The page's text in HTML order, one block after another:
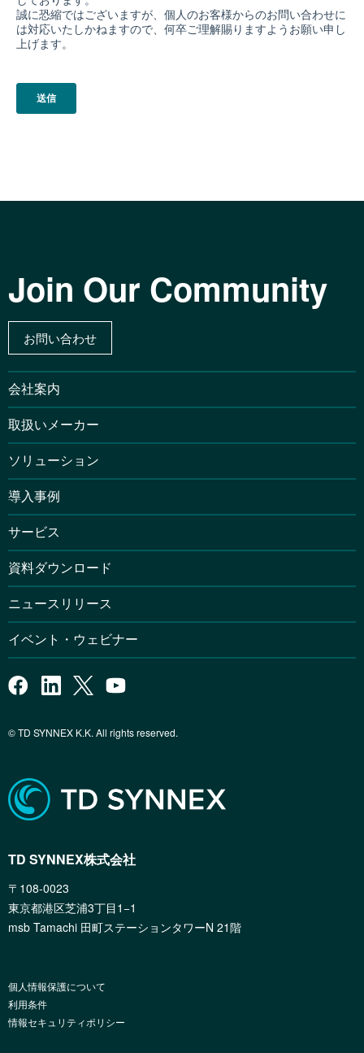
Join Our Community
お問い合わせ
会社案内
取扱いメーカー
ソリューション
導入事例
サービス
資料ダウンロード
ニュースリリース
イベント・ウェビナー
© TD SYNNEX K.K. All rights reserved.
TD SYNNEX株式会社
〒108-0023
東京都港区芝浦3丁目1−1
msb Tamachi 田町ステーションタワーN 21階
個人情報保護について
利用条件
情報セキュリティポリシー